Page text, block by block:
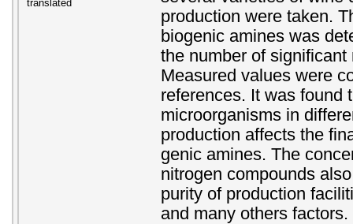
translated
production were taken.
biogenic amines was
the number of significant
Measured values were
references. It was found
microorganisms in
production affects the
genic amines. The
nitrogen compounds
purity of production
and many others factors.